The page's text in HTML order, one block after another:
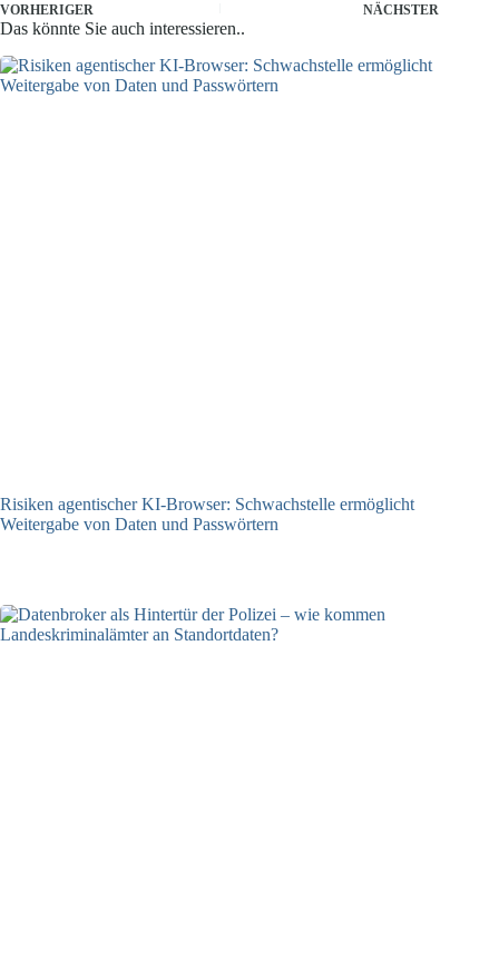
VORHERIGER NÄCHSTER
Das könnte Sie auch interessieren..
Risiken agentischer KI-Browser: Schwachstelle ermöglicht
Weitergabe von Daten und Passwörtern